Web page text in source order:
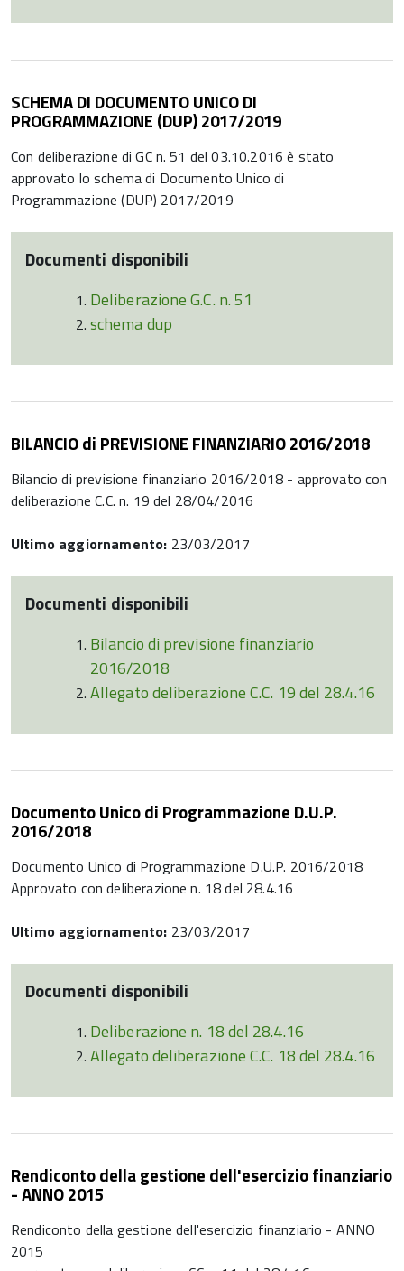
SCHEMA DI DOCUMENTO UNICO DI
PROGRAMMAZIONE (DUP) 2017/2019
Con deliberazione di GC n. 51 del 03.10.2016 è stato
approvato lo schema di Documento Unico di
Programmazione (DUP) 2017/2019
Documenti disponibili
Deliberazione G.C. n. 51
schema dup
BILANCIO di PREVISIONE FINANZIARIO 2016/2018
Bilancio di previsione finanziario 2016/2018 - approvato con
deliberazione C.C. n. 19 del 28/04/2016
Ultimo aggiornamento: 23/03/2017
Documenti disponibili
Bilancio di previsione finanziario
2016/2018
Allegato deliberazione C.C. 19 del 28.4.16
Documento Unico di Programmazione D.U.P.
2016/2018
Documento Unico di Programmazione D.U.P. 2016/2018
Approvato con deliberazione n. 18 del 28.4.16
Ultimo aggiornamento: 23/03/2017
Documenti disponibili
Deliberazione n. 18 del 28.4.16
Allegato deliberazione C.C. 18 del 28.4.16
Rendiconto della gestione dell'esercizio finanziario
- ANNO 2015
Rendiconto della gestione dell'esercizio finanziario - ANNO
2015